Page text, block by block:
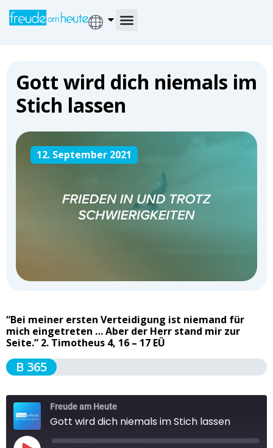
Gott wird dich niemals im
Stich lassen
12. September 2021
“Bei meiner ersten Verteidigung ist niemand für
mich eingetreten … Aber der Herr stand mir zur
Seite.” 2. Timotheus 4, 16 – 17 EÜ
B 365
Freude am Heute
Gott wird dich niemals im Stich lassen